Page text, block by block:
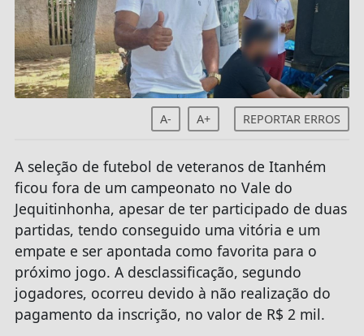
A- A+ REPORTAR ERROS
A seleção de futebol de veteranos de Itanhém
ficou fora de um campeonato no Vale do
Jequitinhonha, apesar de ter participado de duas
partidas, tendo conseguido uma vitória e um
empate e ser apontada como favorita para o
próximo jogo. A desclassificação, segundo
jogadores, ocorreu devido à não realização do
pagamento da inscrição, no valor de R$ 2 mil.